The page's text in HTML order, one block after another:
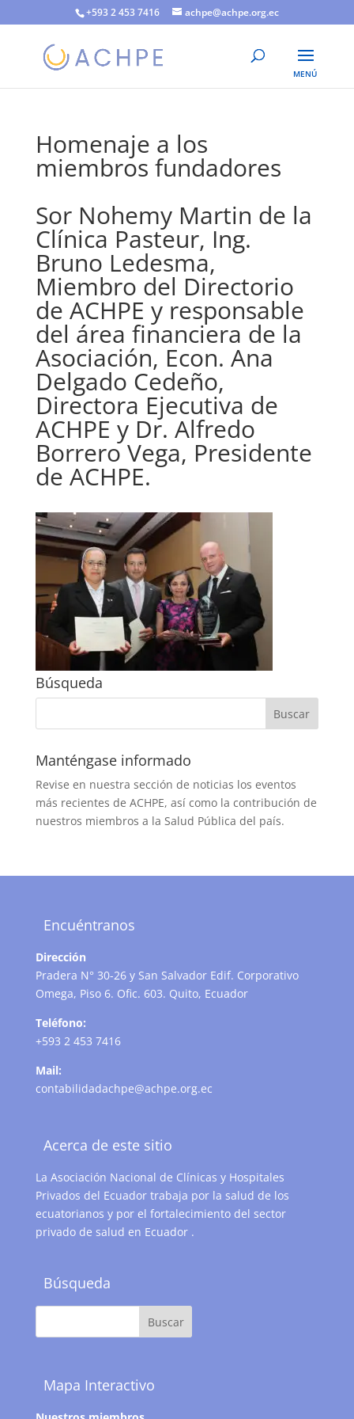
+593 2 453 7416 achpe@achpe.org.ec
Homenaje a los
miembros fundadores
Sor Nohemy Martin de la
Clínica Pasteur, Ing.
Bruno Ledesma,
Miembro del Directorio
de ACHPE y responsable
del área financiera de la
Asociación, Econ. Ana
Delgado Cedeño,
Directora Ejecutiva de
ACHPE y Dr. Alfredo
Borrero Vega, Presidente
de ACHPE.
Búsqueda
Manténgase informado
Revise en nuestra sección de noticias los eventos
más recientes de ACHPE, así como la contribución de
nuestros miembros a la Salud Pública del país.
Encuéntranos
Dirección
Pradera N° 30-26 y San Salvador Edif. Corporativo
Omega, Piso 6. Ofic. 603. Quito, Ecuador
Teléfono:
+593 2 453 7416
Mail:
contabilidadachpe@achpe.org.ec
Acerca de este sitio
La Asociación Nacional de Clínicas y Hospitales
Privados del Ecuador trabaja por la salud de los
ecuatorianos y por el fortalecimiento del sector
privado de salud en Ecuador .
Búsqueda
Mapa Interactivo